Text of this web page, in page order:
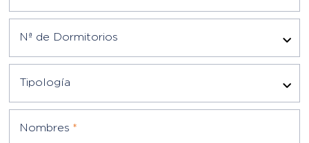
Nª de Dormitorios
Tipología
Nombres *